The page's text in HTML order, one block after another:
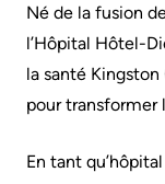
Né de la fusion
l’Hôpital Hôtel-
la santé
pour transformer
En tant